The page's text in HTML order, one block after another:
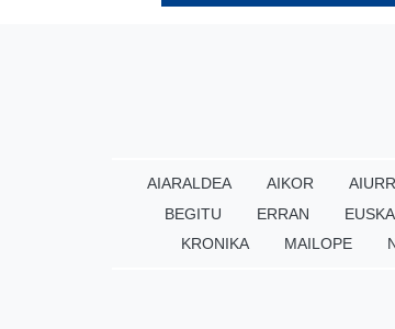
AIARALDEA AIKOR
BEGITU
ERRAN
KRONIKA
MAILOPE